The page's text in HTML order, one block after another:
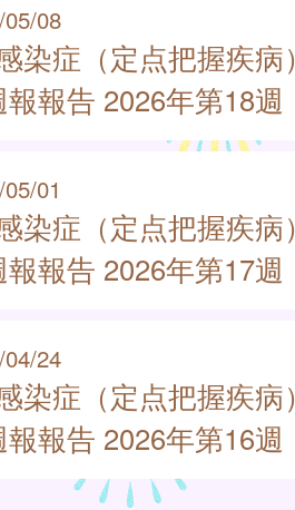
08
染症（定点把握疾病）
報告 2026年第18週
01
染症（定点把握疾病）
報告 2026年第17週
24
染症（定点把握疾病）
報告 2026年第16週